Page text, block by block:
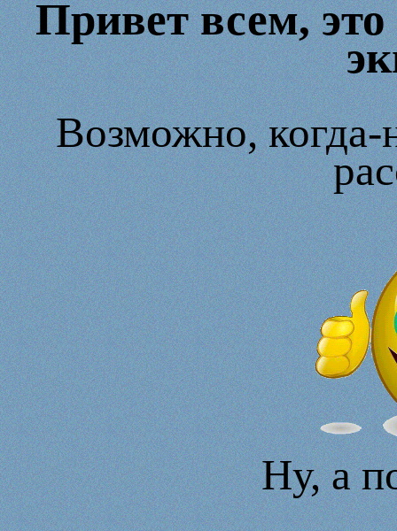
Привет всем,
Возможно, когда-
Ну, а